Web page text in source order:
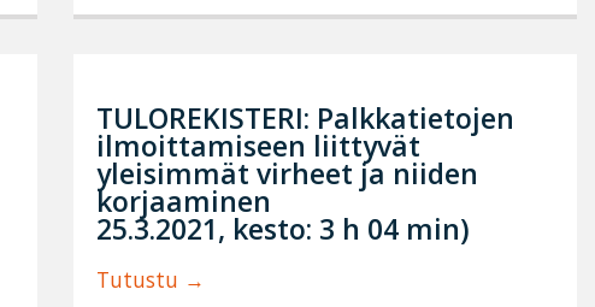
TULOREKISTERI: Palkkatietojen
ilmoittamiseen liittyvät
yleisimmät virheet ja niiden
korjaaminen
25.3.2021, kesto: 3 h 04 min)
Tutustu